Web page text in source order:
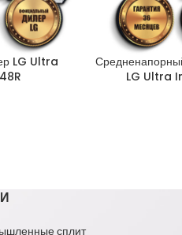
LG Ultra
LG Ultra
сплит